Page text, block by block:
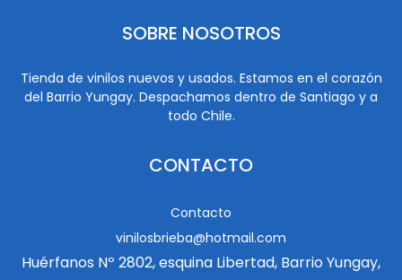
SOBRE NOSOTROS
Tienda de vinilos nuevos y usados. Estamos en el corazón
del Barrio Yungay. Despachamos dentro de Santiago y a
todo Chile.
CONTACTO
Contacto
vinilosbrieba@hotmail.com
Huérfanos Nº 2802, esquina Libertad, Barrio Yungay,